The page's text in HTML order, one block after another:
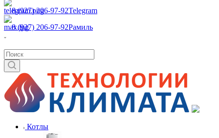
8 (927) 206-97-92Telegram
8 (927) 206-97-92Рамиль
Котлы